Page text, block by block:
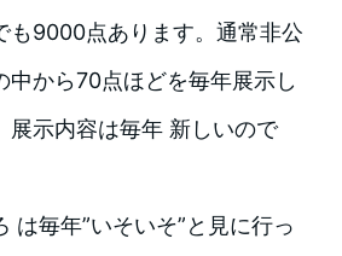
も9000点あります。通常非公
中から70点ほどを毎年展示し
展示内容は毎年 新しいので
は毎年”いそいそ”と見に行っ